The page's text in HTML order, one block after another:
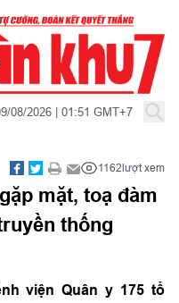
08/2026 | 01:51 GMT+7
1162lượt xem
mặt, toạ đàm
thống
viện Quân y 175 tổ